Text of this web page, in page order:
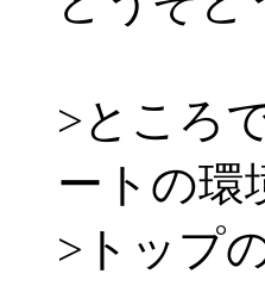
>ところ
ートの環
>トップ